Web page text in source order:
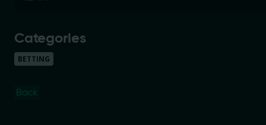
Categories
BETTING
Back